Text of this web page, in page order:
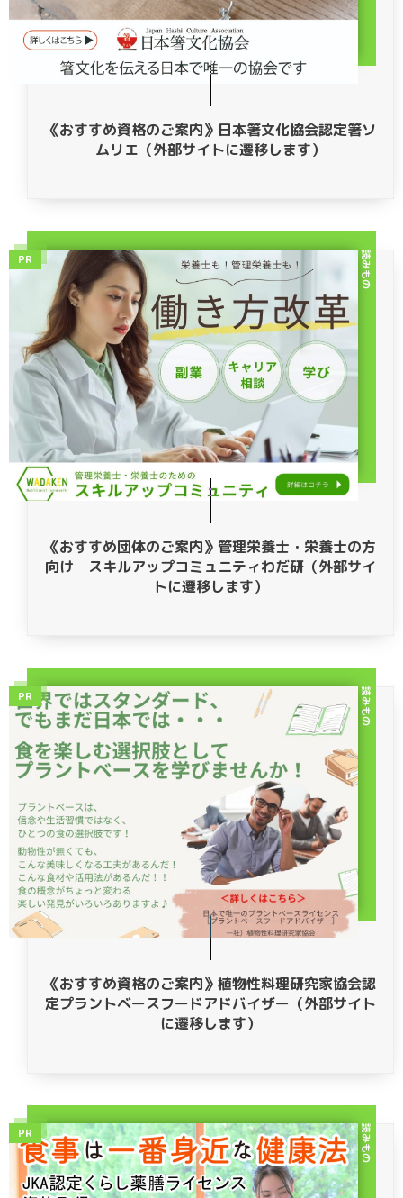
《おすすめ資格のご案内》日本箸文化協会認定箸ソ
ムリエ（外部サイトに遷移します）
読みもの
《おすすめ団体のご案内》管理栄養士・栄養士の方
向け スキルアップコミュニティわだ研（外部サイ
トに遷移します）
PR
読みもの
《おすすめ資格のご案内》植物性料理研究家協会認
定プラントベースフードアドバイザー（外部サイト
に遷移します）
PR
読みもの
PR